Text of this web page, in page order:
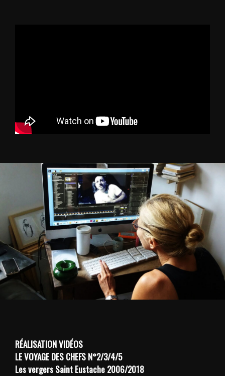
RÉALISATIONVIDÉOS
LE VOYAGE DES CHEFS N°2/3/4/5
Les vergers Saint Eustache 2006/2018